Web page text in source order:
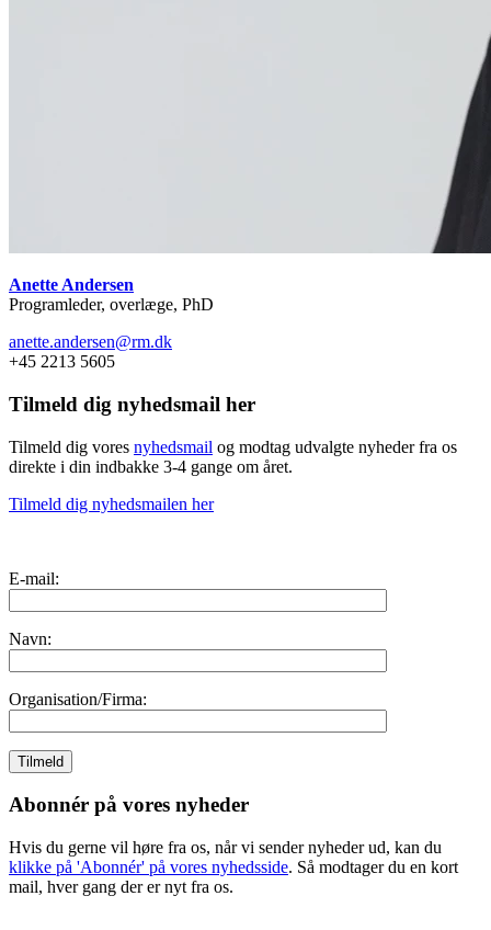
Anette Andersen
Programleder, overlæge, PhD
anette.andersen@rm.dk
+45 2213 5605
Tilmeld dig nyhedsmail her
Tilmeld dig vores nyhedsmail og modtag udvalgte nyheder fra os
direkte i din indbakke 3-4 gange om året.
Tilmeld dig nyhedsmailen her
E-mail:
Navn:
Organisation/Firma:
Abonnér på vores nyheder
Hvis du gerne vil høre fra os, når vi sender nyheder ud, kan du
klikke på 'Abonnér' på vores nyhedsside. Så modtager du en kort
mail, hver gang der er nyt fra os.